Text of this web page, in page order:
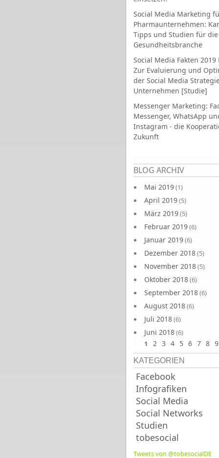
Social Media Marketing
Pharmaunternehmen:
Tipps und Studien für die
Gesundheitsbranche
Social Media Fakten 2019
Zur Evaluierung und
der Social Media
Unternehmen [Studie]
Messenger Marketing:
Messenger, WhatsApp
Instagram - die
Zukunft
BLOG ARCHIV
Mai 2019(1)
April 2019(5)
März 2019(5)
Februar 2019(6)
Januar 2019(6)
Dezember 2018(5)
November 2018(5)
Oktober 2018(6)
September 2018(6)
August 2018(6)
Juli 2018(6)
Juni 2018(6)
Seiten
1 2 3 4 5 6 7 8 9
KATEGORIEN
Facebook
Infografiken
Social Media
Social Networks
Studien
tobesocial
Tweets von @tobesocialDE